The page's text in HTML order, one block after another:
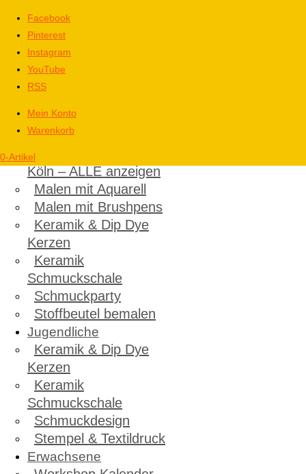
Facebook
Pinterest
Instagram
YouTube
RSS
Mein Konto
Warenkorb
0-Artikel
Kinder
Kindergeburtstag in
Köln – ALLE anzeigen
Malen mit Aquarell
Malen mit Brushpens
Keramik & Dip Dye
Kerzen
Keramik
Schmuckschale
Schmuckparty
Stoffbeutel bemalen
Jugendliche
Keramik & Dip Dye
Kerzen
Keramik
Schmuckschale
Schmuckdesign
Stempel & Textildruck
Erwachsene